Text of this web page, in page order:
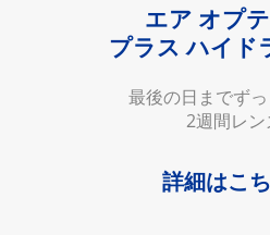
エア オプ
プラス ハイド
最後の日までずっ
2週間レン
詳細はこ